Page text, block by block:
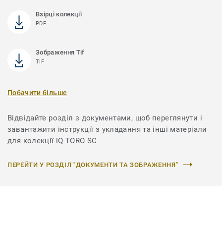
Взірці колекції
PDF
Зображення Tif
TIF
Побачити більше
Відвідайте розділ з документами, щоб переглянути і
завантажити інструкції з укладання та інші матеріали
для колекції iQ TORO SC
ПЕРЕЙТИ У РОЗДІЛ "ДОКУМЕНТИ ТА ЗОБРАЖЕННЯ"